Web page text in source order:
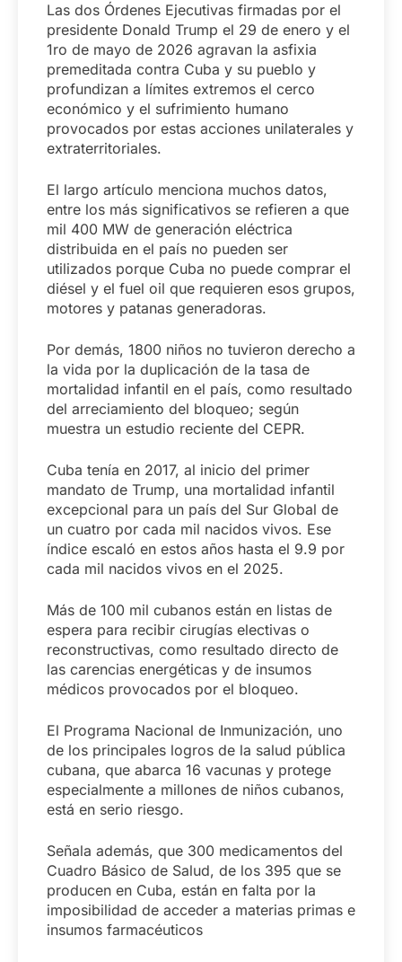
Las dos Órdenes Ejecutivas firmadas por el
presidente Donald Trump el 29 de enero y el
1ro de mayo de 2026 agravan la asfixia
premeditada contra Cuba y su pueblo y
profundizan a límites extremos el cerco
económico y el sufrimiento humano
provocados por estas acciones unilaterales y
extraterritoriales.
El largo artículo menciona muchos datos,
entre los más significativos se refieren a que
mil 400 MW de generación eléctrica
distribuida en el país no pueden ser
utilizados porque Cuba no puede comprar el
diésel y el fuel oil que requieren esos grupos,
motores y patanas generadoras.
Por demás, 1800 niños no tuvieron derecho a
la vida por la duplicación de la tasa de
mortalidad infantil en el país, como resultado
del arreciamiento del bloqueo; según
muestra un estudio reciente del CEPR.
Cuba tenía en 2017, al inicio del primer
mandato de Trump, una mortalidad infantil
excepcional para un país del Sur Global de
un cuatro por cada mil nacidos vivos. Ese
índice escaló en estos años hasta el 9.9 por
cada mil nacidos vivos en el 2025.
Más de 100 mil cubanos están en listas de
espera para recibir cirugías electivas o
reconstructivas, como resultado directo de
las carencias energéticas y de insumos
médicos provocados por el bloqueo.
El Programa Nacional de Inmunización, uno
de los principales logros de la salud pública
cubana, que abarca 16 vacunas y protege
especialmente a millones de niños cubanos,
está en serio riesgo.
Señala además, que 300 medicamentos del
Cuadro Básico de Salud, de los 395 que se
producen en Cuba, están en falta por la
imposibilidad de acceder a materias primas e
insumos farmacéuticos